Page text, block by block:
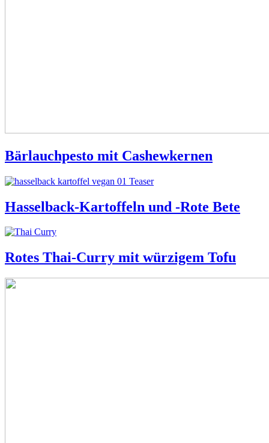
Bärlauchpesto mit Cashewkernen
Hasselback-Kartoffeln und -Rote Bete
Rotes Thai-Curry mit würzigem Tofu